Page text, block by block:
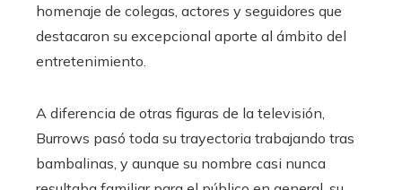
homenaje de colegas, actores y seguidores que
destacaron su excepcional aporte al ámbito del
entretenimiento.
A diferencia de otras figuras de la televisión,
Burrows pasó toda su trayectoria trabajando tras
bambalinas, y aunque su nombre casi nunca